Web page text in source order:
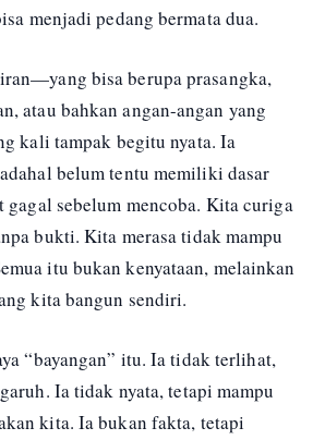
menjadi pedang bermata dua.
bisa berupa prasangka,
atau bahkan angan-angan yang
kali tampak begitu nyata. Ia
belum tentu memiliki dasar
sebelum mencoba. Kita curiga
bukti. Kita merasa tidak mampu
itu bukan kenyataan, melainkan
kita bangun sendiri.
“bayangan” itu. Ia tidak terlihat,
Ia tidak nyata, tetapi mampu
kita. Ia bukan fakta, tetapi